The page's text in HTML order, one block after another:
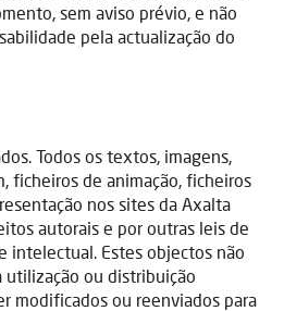
sem aviso prévio, e não
pela actualização do
Todos os textos, imagens,
ficheiros de animação, ficheiros
nos sites da Axalta
autorais e por outras leis de
intelectual. Estes objectos não
utilização ou distribuição
modificados ou reenviados para